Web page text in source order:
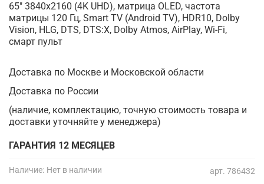
арт. 786432
Наличие: Нет в наличии
65" 3840x2160 (4K UHD), матрица OLED, частота
матрицы 120 Гц, Smart TV (Android TV), HDR10, Dolby
Vision, HLG, DTS, DTS:X, Dolby Atmos, AirPlay, Wi-Fi,
смарт пульт
Доставка по Москве и Московской области
Доставка по России
(наличие, комплектацию, точную стоимость товара и
доставки уточняйте у менеджера)
ГАРАНТИЯ 12 МЕСЯЦЕВ